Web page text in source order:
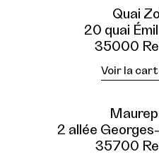
Quai
20 quai
35000
Voir la
2 allée
35700